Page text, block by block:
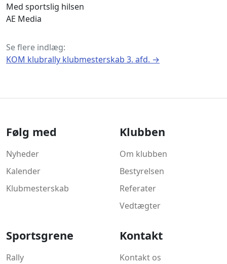
Med sportslig hilsen
AE Media
Se flere indlæg:
KOM klubrally klubmesterskab 3. afd. →
Følg med
Nyheder
Kalender
Klubmesterskab
Klubben
Om klubben
Bestyrelsen
Referater
Vedtægter
Sportsgrene
Rally
Kontakt
Kontakt os